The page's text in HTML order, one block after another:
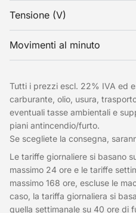
Tensione (V)
Movimenti al minuto
Tutti i prezzi escl. 22% IVA ed
carburante, olio, usura,
eventuali tasse ambientali e
piani antincendio/furto.
Se scegliete la consegna,
Le tariffe giornaliere si basano
massimo 24 ore e le tariffe
massimo 168 ore, escluse le
caso, la tariffa giornaliera si
quella settimanale su 40 ore di